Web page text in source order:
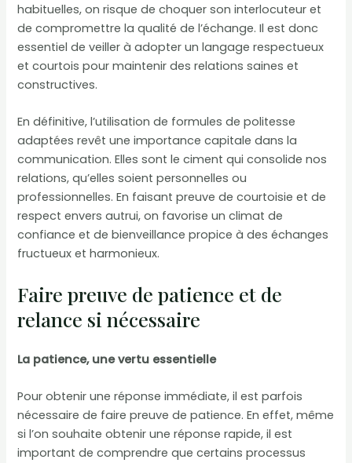
habituelles, on risque de choquer son interlocuteur et
de compromettre la qualité de l’échange. Il est donc
essentiel de veiller à adopter un langage respectueux
et courtois pour maintenir des relations saines et
constructives.
En définitive, l’utilisation de formules de politesse
adaptées revêt une importance capitale dans la
communication. Elles sont le ciment qui consolide nos
relations, qu’elles soient personnelles ou
professionnelles. En faisant preuve de courtoisie et de
respect envers autrui, on favorise un climat de
confiance et de bienveillance propice à des échanges
fructueux et harmonieux.
Faire preuve de patience et de
relance si nécessaire
La patience, une vertu essentielle
Pour obtenir une réponse immédiate, il est parfois
nécessaire de faire preuve de patience. En effet, même
si l’on souhaite obtenir une réponse rapide, il est
important de comprendre que certains processus